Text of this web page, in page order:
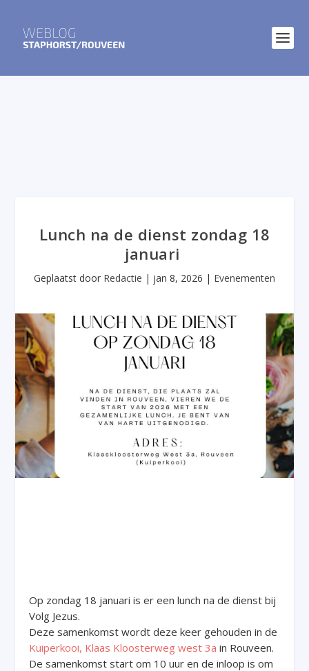
Lunch na de dienst zondag 18
januari
Geplaatst door Redactie | jan 8, 2026 | Evenementen
Op zondag 18 januari is er een lunch na de dienst bij
Volg Jezus.
Deze samenkomst wordt deze keer gehouden in de
Kuiperkooi, Klaas Kloosterweg west 3a in Rouveen.
De samenkomst start om 10 uur en de inloop is om